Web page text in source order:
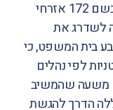
העתירה הוגשה לבית המשפט המחוזי בשם 172 אזרחי
ב/1, בדרישה לשדרג את
קבע בית המשפט, כי
לפי נהלים
משעה שהמשיב
הדרך להגשת